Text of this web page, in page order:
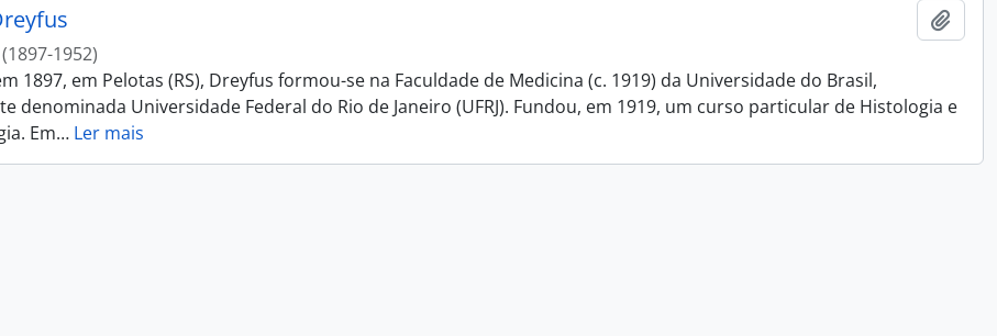
(1897-1952)
1897, em Pelotas (RS), Dreyfus formou-se na Faculdade de Medicina (c. 1919) da Universidade do Brasil,
denominada Universidade Federal do Rio de Janeiro (UFRJ). Fundou, em 1919, um curso particular de Histologia e
Em… Ler mais